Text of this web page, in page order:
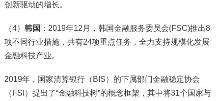
创新驱动的增长。
（4） 韩国 ：2019年12月，韩国金融服务委员会(FSC)推出8
项不同行业措施，共有24项重点任务，全力支持规模化发展
金融科技产业。
2019年，国家清算银行（BIS）的下属部门金融稳定协会
（FSI）提出了“金融科技树”的概念框架，其中将31个国家与